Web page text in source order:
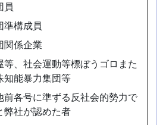
員
準構成員
関係企業
等、社会運動等標ぼうゴロまた
知能暴力集団等
前各号に準ずる反社会的勢力で
弊社が認めた者